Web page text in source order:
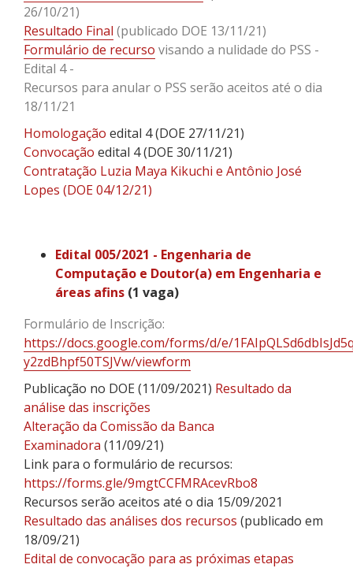
26/10/21)
Resultado Final (publicado DOE 13/11/21)
Formulário de recurso visando a nulidade do PSS -
Edital 4 -
Recursos para anular o PSS serão aceitos até o dia
18/11/21
Homologação edital 4 (DOE 27/11/21)
Convocação edital 4 (DOE 30/11/21)
Contratação Luzia Maya Kikuchi e Antônio José
Lopes (DOE 04/12/21)
Edital 005/2021 - Engenharia de
Computação e Doutor(a) em Engenharia e
áreas afins (1 vaga)
Formulário de Inscrição:
https://docs.google.com/forms/d/e/
y2zdBhpf50TSJVw/viewform
Publicação no DOE (11/09/2021) Resultado da
análise das inscrições
Alteração da Comissão da Banca
Examinadora (11/09/21)
Link para o formulário de recursos:
https://forms.gle/9mgtCCFMRAcevRbo8
Recursos serão aceitos até o dia 15/09/2021
Resultado das análises dos recursos (publicado em
18/09/21)
Edital de convocação para as próximas etapas